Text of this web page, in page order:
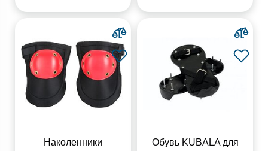
Наколенники
Обувь KUBALA для